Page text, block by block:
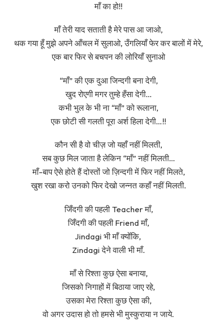
माँ का हो!!
माँ तेरी याद सताती है मेरे पास आ जाओ,
थक गया हूँ मुझे अपने आँचल में सुलाओ, उँगलियाँ फेर कर बालों में मेरे,
एक बार फिर से बचपन की लोरियाँ सुनाओ
“माँ” की एक दुआ जिन्दगी बना देगी,
खुद रोएगी मगर तुम्हे हँसा देगी…
कभी भुल के भी ना “माँ” को रूलाना,
एक छोटी सी गलती पूरा अर्श हिला देगी…!!
कौन सी है वो चीज़ जो यहाँ नहीं मिलती,
सब कुछ मिल जाता है लेकिन “माँ” नहीं मिलती…
माँ-बाप ऐसे होते हैं दोस्तों जो ज़िन्दगी में फिर नहीं मिलते,
खुश रखा करो उनको फिर देखो जन्नत कहाँ नहीं मिलती.
जिँदगी‬ की पहली ‪Teacher‬ ‎माँ‬,
जिँदगी की पहली ‪Friend‬ माँ,
‪Jindagi‬ भी माँ ‎क्योँकि‬, ‎
Zindagi‬ देने वाली भी माँ.
माँ से रिश्ता कुछ ऐसा बनाया,
जिसको निगाहों में बिठाया जाए रहे,
उसका मेरा रिश्ता कुछ ऐसा की,
वो अगर उदास हो तो हमसे भी मुस्कुराया न जाये.